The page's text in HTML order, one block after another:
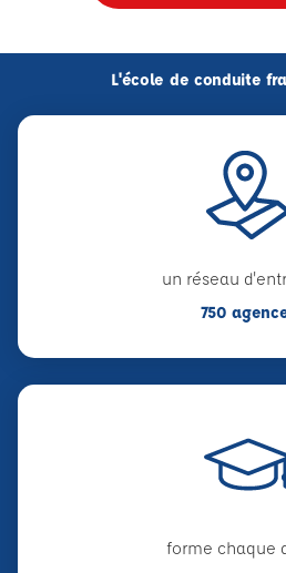
L'école de conduite
un réseau
750
forme chaque